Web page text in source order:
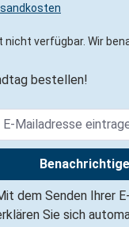
nicht verfügbar. Wir
bestellen!
dem Senden Ihrer
Sie sich